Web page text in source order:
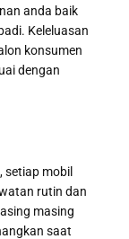
anda baik
Keleluasan
konsumen
dengan
setiap mobil
rutin dan
masing
saat